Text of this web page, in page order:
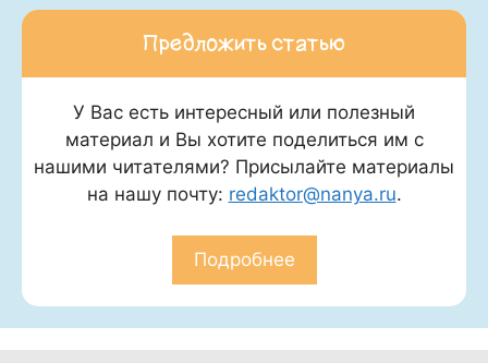
Предложить статью
У Вас есть интересный или полезный
материал и Вы хотите поделиться им с
нашими читателями? Присылайте материалы
на нашу почту: redaktor@nanya.ru.
Подробнее